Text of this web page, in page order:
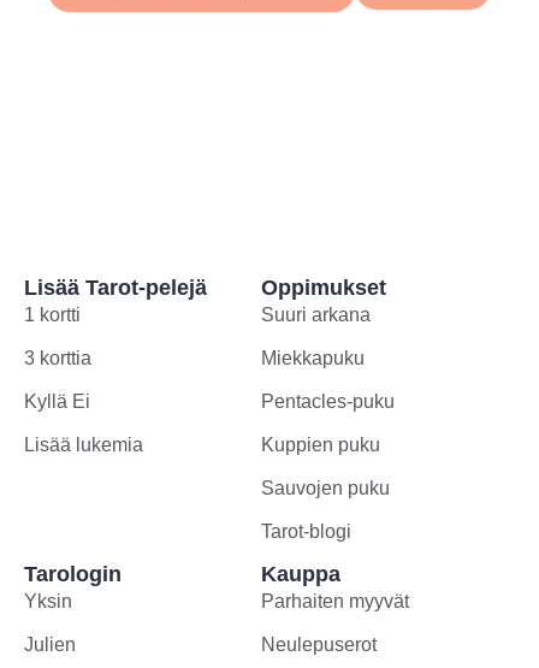
Lisää Tarot-pelejä
1 kortti
3 korttia
Kyllä Ei
Lisää lukemia
Oppimukset
Suuri arkana
Miekkapuku
Pentacles-puku
Kuppien puku
Sauvojen puku
Tarot-blogi
Tarologin
Yksin
Julien
Kauppa
Parhaiten myyvät
Neulepuserot